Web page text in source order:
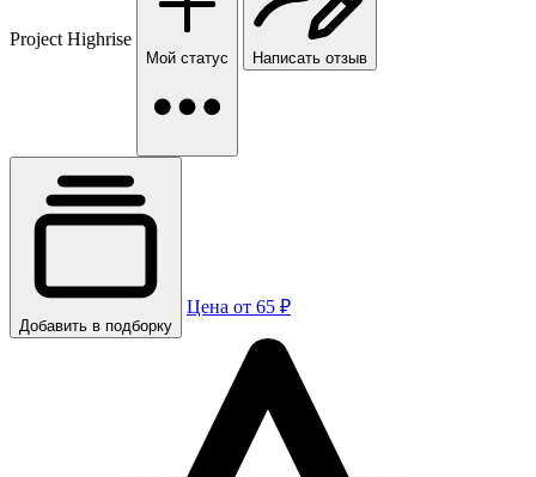
Project Highrise
Мой статус Написать отзыв
Добавить в подборку
Цена от 65 ₽